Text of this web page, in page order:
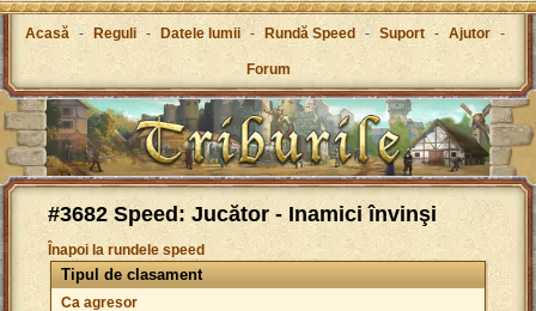
Acasă - Reguli - Datele lumii - Rundă Speed - Suport - Ajutor -
Forum
#3682 Speed: Jucător - Inamici învinşi
Înapoi la rundele speed
Tipul de clasament
Ca agresor